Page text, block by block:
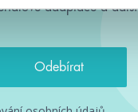
adaptace a